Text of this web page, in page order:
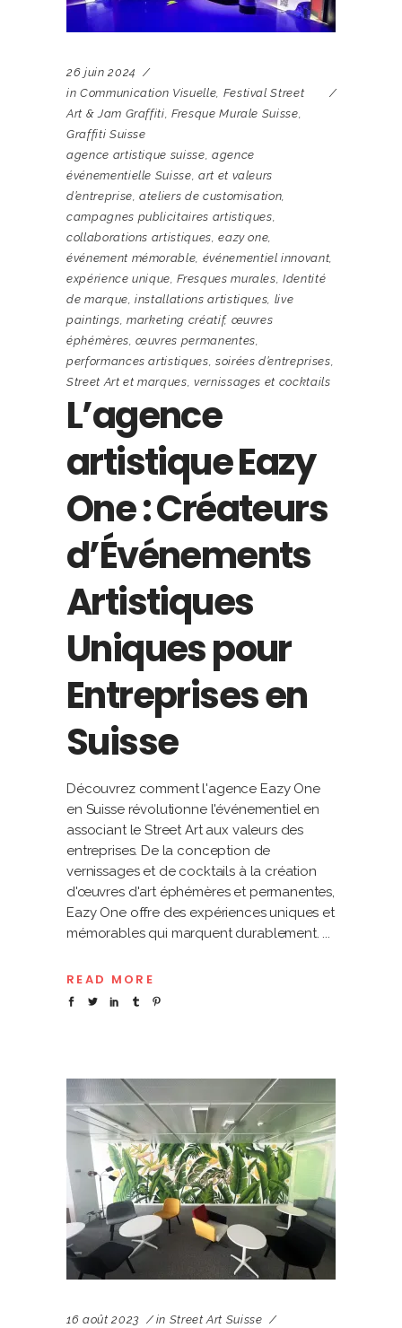
26 juin 2024
in Communication Visuelle Festival Street
Art & Jam Graffiti ,Fresque Murale Suisse
Graffiti Suisse
agence artistique suisse agence
événementielle Suisse art et valeurs
d’entreprise ,ateliers de customisation
campagnes publicitaires artistiques
collaborations artistiques ,eazy one
événement mémorable événementiel innovant
expérience unique ,Fresques murales ,Identité
de marque ,installations artistiques live
paintings ,marketing créatif, œuvres
éphémères ,œuvres permanentes
performances artistiques soirées d’entreprises
Street Art et marques vernissages et cocktails
L’agence
artistique Eazy
One : Créateurs
d’Événements
Artistiques
Uniques pour
Entreprises en
Suisse
Découvrez comment l'agence Eazy One
en Suisse révolutionne l'événementiel en
associant le Street Art aux valeurs des
entreprises. De la conception de
vernissages et de cocktails à la création
d'œuvres d'art éphémères et permanentes,
Eazy One offre des expériences uniques et
mémorables qui marquent durablement.
READ MORE
16 août 2023 in Street Art Suisse